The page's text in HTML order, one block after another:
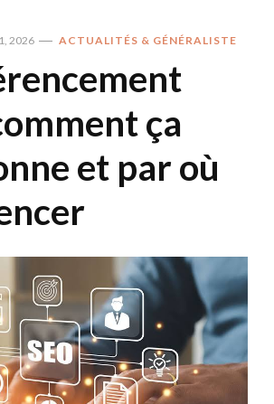
2026 ACTUALITÉS & GÉNÉRALISTE
ça
et par où